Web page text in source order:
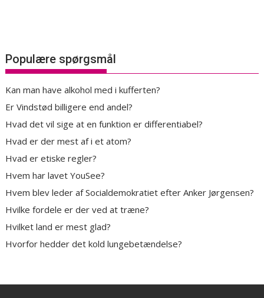
Populære spørgsmål
Kan man have alkohol med i kufferten?
Er Vindstød billigere end andel?
Hvad det vil sige at en funktion er differentiabel?
Hvad er der mest af i et atom?
Hvad er etiske regler?
Hvem har lavet YouSee?
Hvem blev leder af Socialdemokratiet efter Anker Jørgensen?
Hvilke fordele er der ved at træne?
Hvilket land er mest glad?
Hvorfor hedder det kold lungebetændelse?